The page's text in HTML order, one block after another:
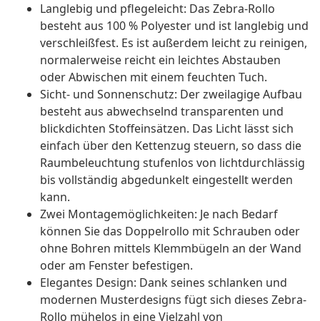
Langlebig und pflegeleicht: Das Zebra-Rollo
besteht aus 100 % Polyester und ist langlebig und
verschleißfest. Es ist außerdem leicht zu reinigen,
normalerweise reicht ein leichtes Abstauben
oder Abwischen mit einem feuchten Tuch.
Sicht- und Sonnenschutz: Der zweilagige Aufbau
besteht aus abwechselnd transparenten und
blickdichten Stoffeinsätzen. Das Licht lässt sich
einfach über den Kettenzug steuern, so dass die
Raumbeleuchtung stufenlos von lichtdurchlässig
bis vollständig abgedunkelt eingestellt werden
kann.
Zwei Montagemöglichkeiten: Je nach Bedarf
können Sie das Doppelrollo mit Schrauben oder
ohne Bohren mittels Klemmbügeln an der Wand
oder am Fenster befestigen.
Elegantes Design: Dank seines schlanken und
modernen Musterdesigns fügt sich dieses Zebra-
Rollo mühelos in eine Vielzahl von